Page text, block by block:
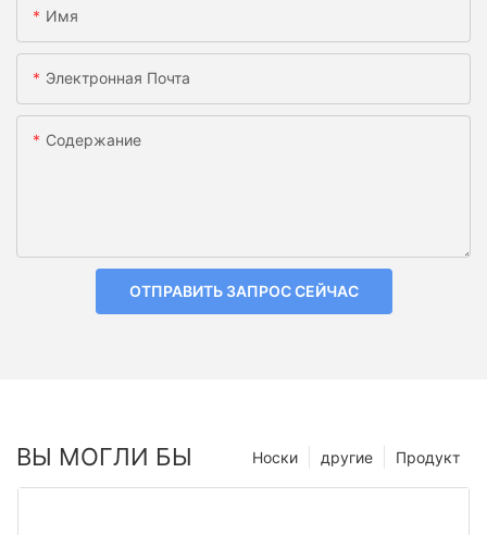
Имя
Электронная Почта
Содержание
ОТПРАВИТЬ ЗАПРОС СЕЙЧАС
ВЫ МОГЛИ БЫ Продукт
другие
Носки